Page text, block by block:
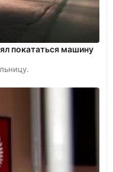
покататься машину